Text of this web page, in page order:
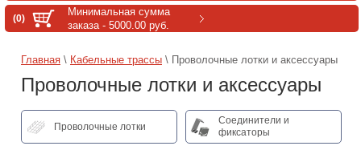
(0)
Минимальная сумма
заказа - 5000.00 руб.
Главная \ Кабельные трассы \ Проволочные лотки и аксессуары
Проволочные лотки и аксессуары
Проволочные лотки
Соединители и
фиксаторы